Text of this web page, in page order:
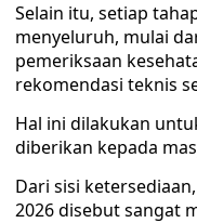
Selain itu, setiap
menyeluruh, mulai
pemeriksaan
rekomendasi teknis
Hal ini dilakukan
diberikan kepada
Dari sisi
2026 disebut sangat